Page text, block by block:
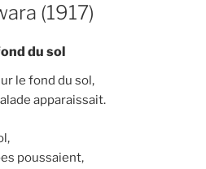
(1917)
du sol
le fond du sol,
apparaissait.
poussaient,